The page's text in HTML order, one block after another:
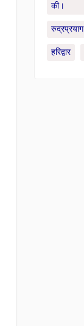
की।
रुद्रप्रयाग
हरिद्वार